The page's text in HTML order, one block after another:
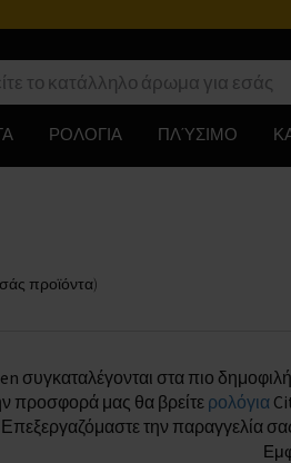
ΡΟΛΟΓΙΑ ΠΛΎΣΙΜΟ
προϊόντα)
συγκαταλέγονται στα πιο
προσφορά μας θα βρείτερολόγια
την παραγγελία